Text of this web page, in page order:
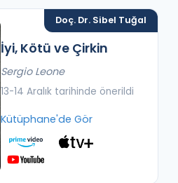
Doç. Dr. Sibel Tuğal
İyi, Kötü ve Çirkin
Sergio Leone
13-14 Aralık tarihinde önerildi
Kütüphane'de Gör